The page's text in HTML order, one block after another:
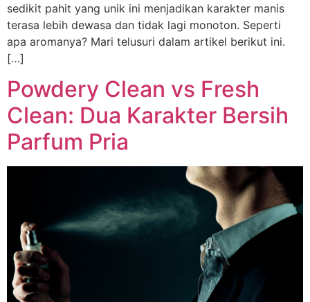
sedikit pahit yang unik ini menjadikan karakter manis
terasa lebih dewasa dan tidak lagi monoton. Seperti
apa aromanya? Mari telusuri dalam artikel berikut ini.
[…]
Powdery Clean vs Fresh
Clean: Dua Karakter Bersih
Parfum Pria